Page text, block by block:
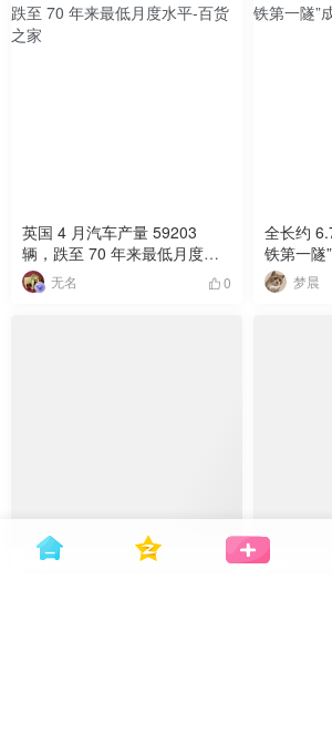
英国 4 月汽车产量 59203
辆，跌至 70 年来最低月度水
平
无名 0
全长约
铁第一隧
梦晨